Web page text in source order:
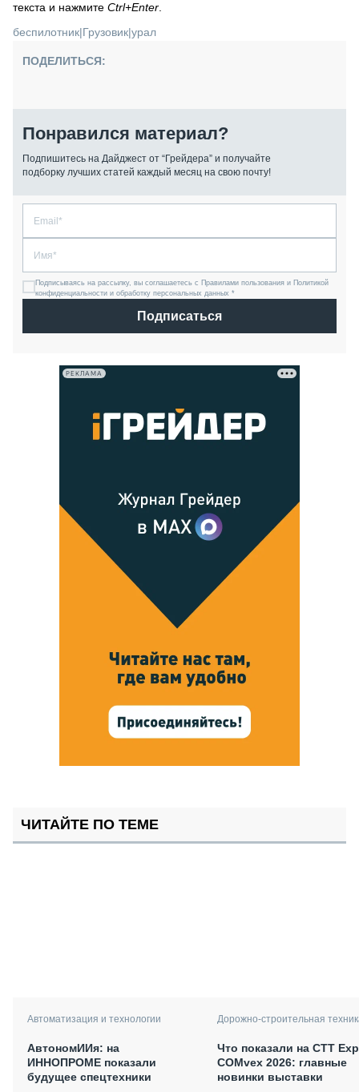
текста и нажмите Ctrl+Enter
беспилотник|Грузовик|урал
ПОДЕЛИТЬСЯ:
Понравился материал?
Подпишитесь на Дайджест от “Грейдера” и получайте
подборку лучших статей каждый месяц на свою почту!
Подписываясь на рассылку, вы соглашаетесь с Правилами пользования и Политикой
конфиденциальности и обработку персональных данных *
Подписаться
РЕКЛАМА
ЧИТАЙТЕ ПО ТЕМЕ
Автоматизация и технологии
АвтономИИя: на
ИННОПРОМЕ показали
будущее спецтехники
Дорожно-строительная
Что показали на CTT
COMvex 2026: главные
новинки выставки